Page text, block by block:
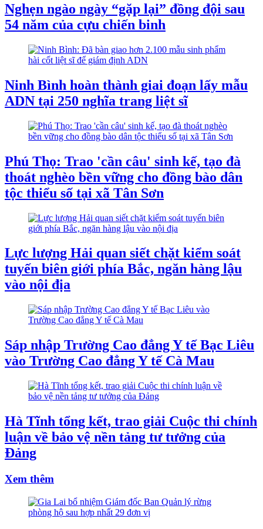
Nghẹn ngào ngày “gặp lại” đồng đội sau
54 năm của cựu chiến binh
Ninh Bình hoàn thành giai đoạn lấy mẫu
ADN tại 250 nghĩa trang liệt sĩ
Phú Thọ: Trao 'cần câu' sinh kế, tạo đà
thoát nghèo bền vững cho đồng bào dân
tộc thiểu số tại xã Tân Sơn
Lực lượng Hải quan siết chặt kiểm soát
tuyến biên giới phía Bắc, ngăn hàng lậu
vào nội địa
Sáp nhập Trường Cao đẳng Y tế Bạc Liêu
vào Trường Cao đẳng Y tế Cà Mau
Hà Tĩnh tổng kết, trao giải Cuộc thi chính
luận về bảo vệ nền tảng tư tưởng của
Đảng
Xem thêm